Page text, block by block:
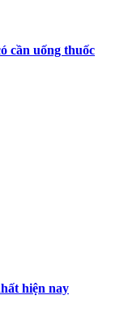
cần uống thuốc
hiện nay